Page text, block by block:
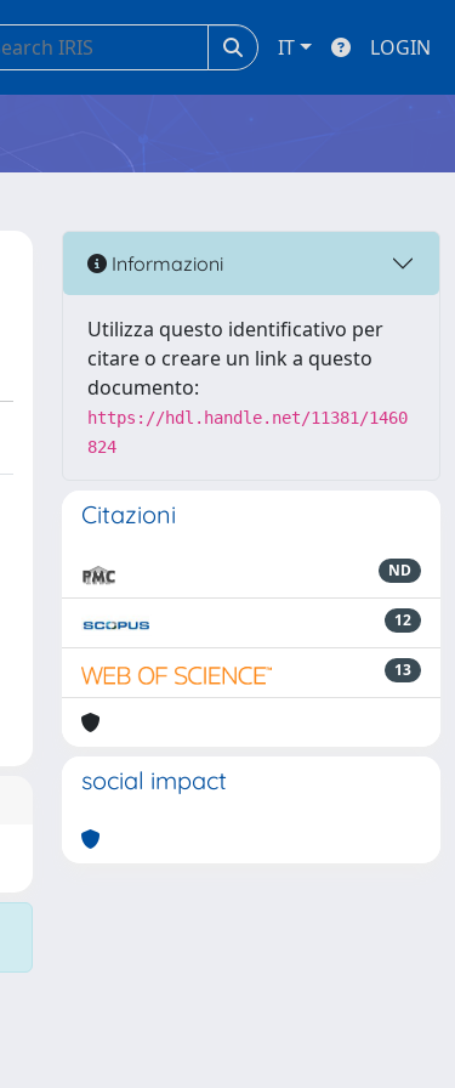
IT LOGIN
Informazioni
Utilizza questo identificativo per
citare o creare un link a questo
documento:
https://hdl.handle.net/11381/1460
824
Citazioni
ND
12
13
social impact